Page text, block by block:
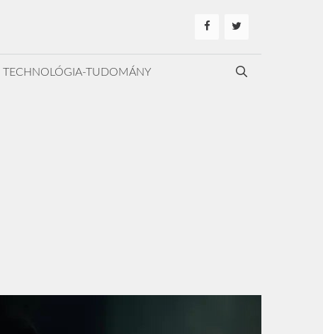
TECHNOLÓGIA-TUDOMÁNY